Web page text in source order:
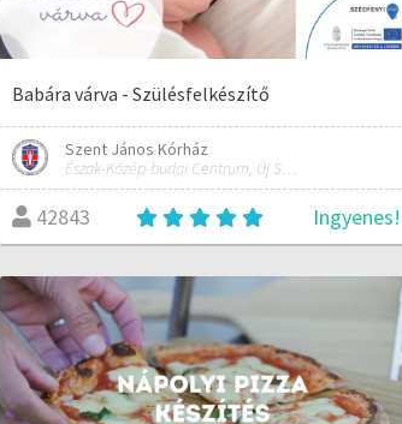
Babára várva - Szülésfelkészítő
Szent János Kórház
Észak-Közép-budai Centrum, Új Szent János Kórház és Szakrendelő
42843 Ingyenes!